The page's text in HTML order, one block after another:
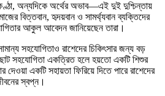
অন্যদিকে অর্থের অভাব—এই দুই দুশ্চিন্তায়
বিত্তবান, হৃদয়বান ও সামর্থ্যবান ব্যক্তিদের
আকুল আবেদন জানিয়েছেন তারা।
সহযোগিতাও রাশেদের চিকিৎসার জন্য বড়
সহযোগিতা একত্রিত হলে হয়তো একটি শিশুর
একটি সহায়তা ফিরিয়ে দিতে পারে রাশেদের
স্বপ্ন।